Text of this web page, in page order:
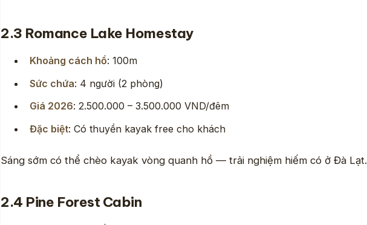
2.3 Romance Lake Homestay
Khoảng cách hồ: 100m
Sức chứa: 4 người (2 phòng)
Giá 2026: 2.500.000 – 3.500.000 VND/đêm
Đặc biệt: Có thuyền kayak free cho khách
Sáng sớm có thể chèo kayak vòng quanh hồ — trải nghiệm hiếm có ở Đà Lạt.
2.4 Pine Forest Cabin